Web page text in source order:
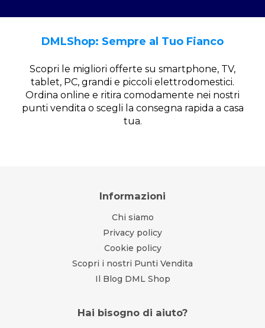
DMLShop: Sempre al Tuo Fianco
Scopri le migliori offerte su smartphone, TV,
tablet, PC, grandi e piccoli elettrodomestici.
Ordina online e ritira comodamente nei nostri
punti vendita o scegli la consegna rapida a casa
tua.
Informazioni
Chi siamo
Privacy policy
Cookie policy
Scopri i nostri Punti Vendita
Il Blog DML Shop
Hai bisogno di aiuto?